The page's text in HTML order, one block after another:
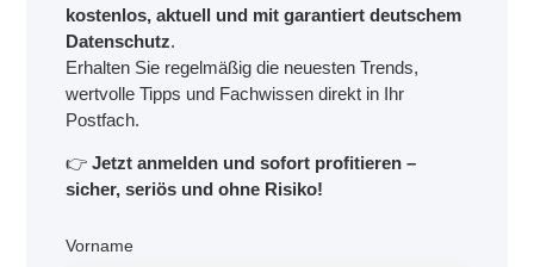
kostenlos, aktuell und mit garantiert deutschem
Datenschutz.
Erhalten Sie regelmäßig die neuesten Trends,
wertvolle Tipps und Fachwissen direkt in Ihr
Postfach.
👉 Jetzt anmelden und sofort profitieren –
sicher, seriös und ohne Risiko!
Vorname